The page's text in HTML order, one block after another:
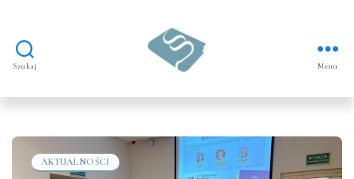
Szukaj
dla
Menu
AKTUALNOŚCI